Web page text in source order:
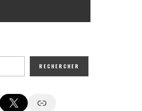
RECHERCHER
X Google News